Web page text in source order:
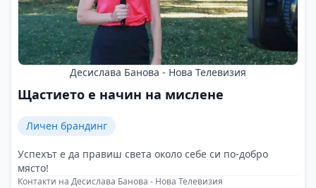
Десислава Банова - Нова Телевизия
Щастието е начин на мислене
Личен брандинг
Успехът е да правиш света около себе си по-добро
място!
Контакти на Десислава Банова - Нова Телевизия